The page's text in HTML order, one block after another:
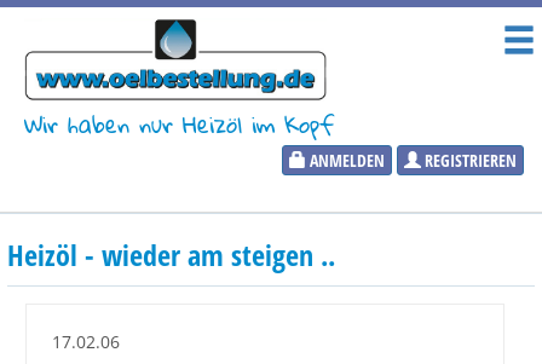
Wir haben nur Heizöl im Kopf
ANMELDEN REGISTRIEREN
Heizölpreise
Aktueller Heizölpreis
Heizöl - wieder am steigen ..
17.02.06